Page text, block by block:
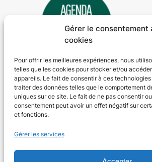
Gérer le consentement
cookies
Pour offrir les meilleures expériences, nous
telles que les cookies pour stocker et/ou
appareils. Le fait de consentir à ces
traiter des données telles que le comportement
uniques sur ce site. Le fait de ne pas consentir
consentement peut avoir un effet négatif sur
et fonctions.
Gérer les services
Agenda 24
L'agenda des manifestations et
Tous les événements
Plus d’activités